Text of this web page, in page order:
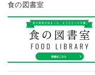
食の図書室